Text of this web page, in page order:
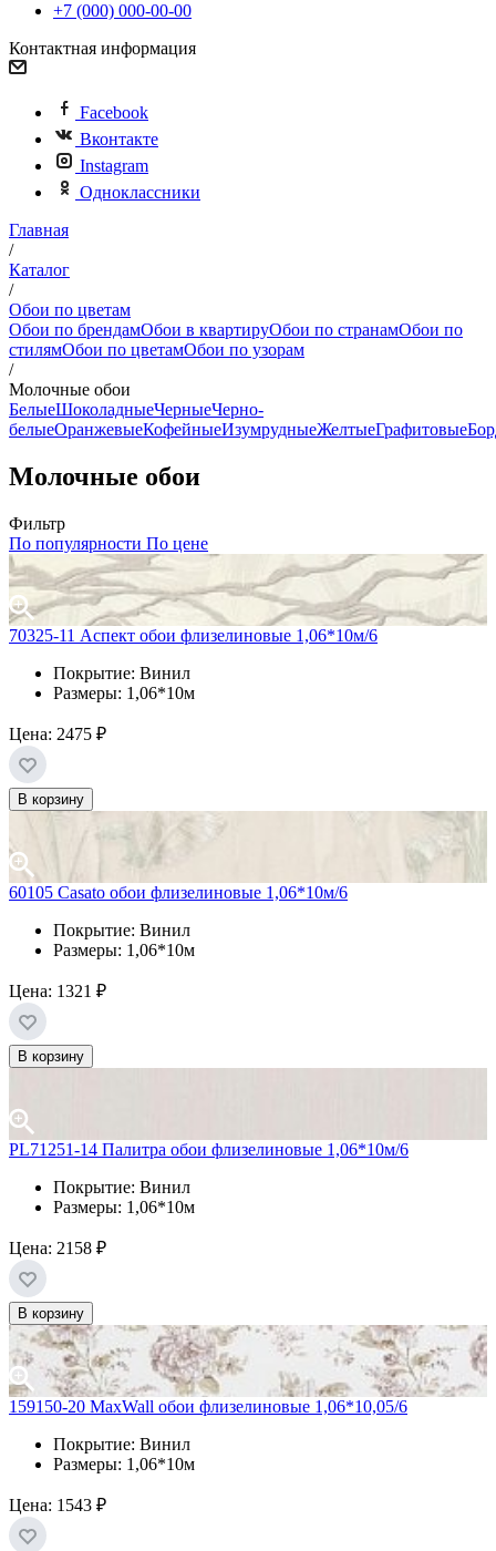
+7 (000) 000-00-00
Контактная информация
Facebook
Вконтакте
Instagram
Одноклассники
Главная
/
Каталог
/
Обои по цветам
Обои по брендамОбои в квартируОбои по странамОбои по
стилямОбои по цветамОбои по узорам
/
Молочные обои
БелыеШоколадныеЧерныеЧерно-
белыеОранжевыеКофейныеИзумрудныеЖелтыеГрафитовые
Молочные обои
Фильтр
По популярности По цене
70325-11 Аспект обои флизелиновые 1,06*10м/6
Покрытие: Винил
Размеры: 1,06*10м
Цена: 2475 ₽
В корзину
60105 Casato обои флизелиновые 1,06*10м/6
Покрытие: Винил
Размеры: 1,06*10м
Цена: 1321 ₽
В корзину
PL71251-14 Палитра обои флизелиновые 1,06*10м/6
Покрытие: Винил
Размеры: 1,06*10м
Цена: 2158 ₽
В корзину
159150-20 MaxWall обои флизелиновые 1,06*10,05/6
Покрытие: Винил
Размеры: 1,06*10м
Цена: 1543 ₽